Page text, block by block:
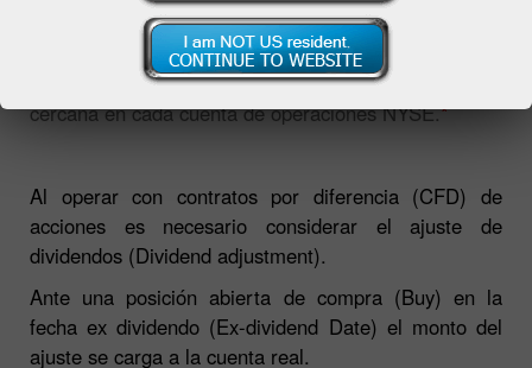
La sección será útil para los que comercian con
Share CFDs. La página contiene la lista de
dividendos e información sobre la fecha de pago más
cercana en cada cuenta de operaciones NYSE.*
Al operar con contratos por diferencia (CFD) de
acciones es necesario considerar el ajuste de
dividendos (Dividend adjustment).
Ante una posición abierta de compra (Buy) en la
fecha ex dividendo (Ex-dividend Date) el monto del
ajuste se carga a la cuenta real.